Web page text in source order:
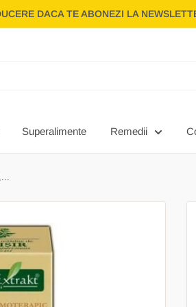
DACA TE ABONEZI LA
Superalimente Remedii